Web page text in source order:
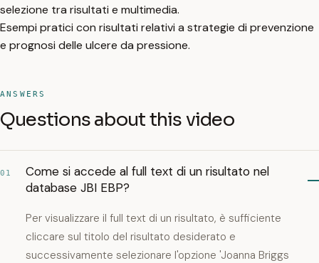
selezione tra risultati e multimedia.
Esempi pratici con risultati relativi a strategie di prevenzione
e prognosi delle ulcere da pressione.
ANSWERS
Questions about this video
01
Come si accede al full text di un risultato nel
database JBI EBP?
Per visualizzare il full text di un risultato, è sufficiente
cliccare sul titolo del risultato desiderato e
successivamente selezionare l'opzione 'Joanna Briggs